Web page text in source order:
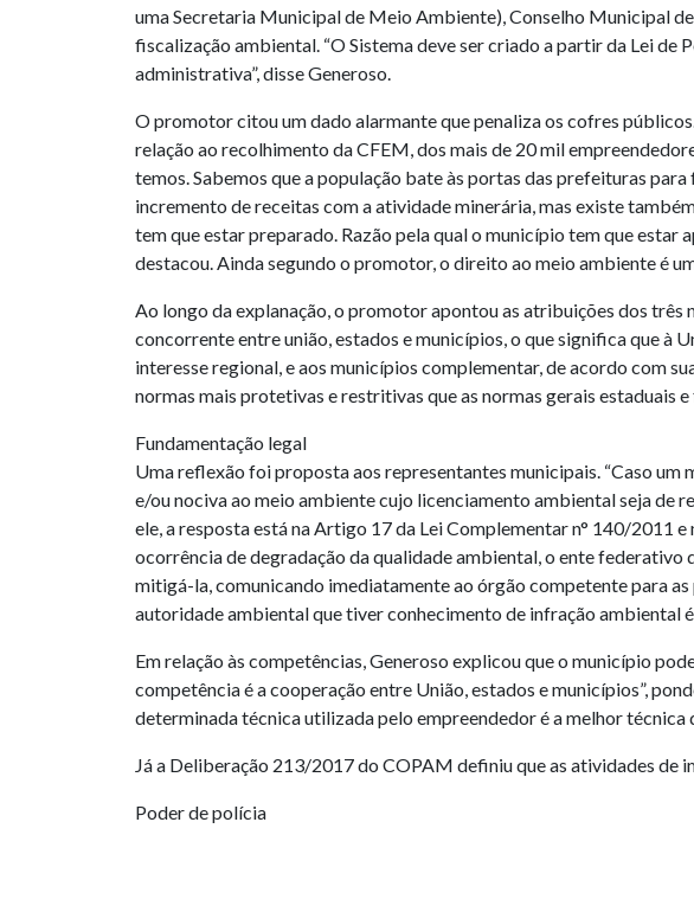
uma Secretaria Municipal de Meio Ambiente), Conselho Municipal
fiscalização ambiental. “O Sistema deve ser criado a partir da Lei
administrativa”, disse Generoso.
O promotor citou um dado alarmante que penaliza os cofres
relação ao recolhimento da CFEM, dos mais de 20 mil
temos. Sabemos que a população bate às portas das prefeituras
incremento de receitas com a atividade minerária, mas existe
tem que estar preparado. Razão pela qual o município tem que
destacou. Ainda segundo o promotor, o direito ao meio ambiente é
Ao longo da explanação, o promotor apontou as atribuições dos
concorrente entre união, estados e municípios, o que significa que à
interesse regional, e aos municípios complementar, de acordo com
normas mais protetivas e restritivas que as normas gerais estaduais
Fundamentação legal
Uma reflexão foi proposta aos representantes municipais. “Caso
e/ou nociva ao meio ambiente cujo licenciamento ambiental seja de
ele, a resposta está na Artigo 17 da Lei Complementar n° 140/2011
ocorrência de degradação da qualidade ambiental, o ente
mitigá-la, comunicando imediatamente ao órgão competente para
autoridade ambiental que tiver conhecimento de infração ambiental
Em relação às competências, Generoso explicou que o município
competência é a cooperação entre União, estados e municípios”,
determinada técnica utilizada pelo empreendedor é a melhor técnica
Já a Deliberação 213/2017 do COPAM definiu que as atividades de
Poder de polícia